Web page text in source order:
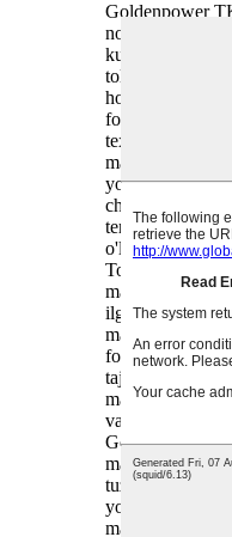
Goldenpower
noorganik
kukuni, barcha
tolalari va
holda an'anaviy
formulasidan
texnologiyasini
materialning
yong'inga
chiriyotganga
termitlarga
o'lchamlarga
To'rtinchi avlod
mahsuloti
ilg'or
mahsulot tizimi
tajribasi va
mahsulotlarini
va dastur
Goldenpower
mahsulotlarini
tuzilmalariga
yog'och yoki
mahsulotlarini